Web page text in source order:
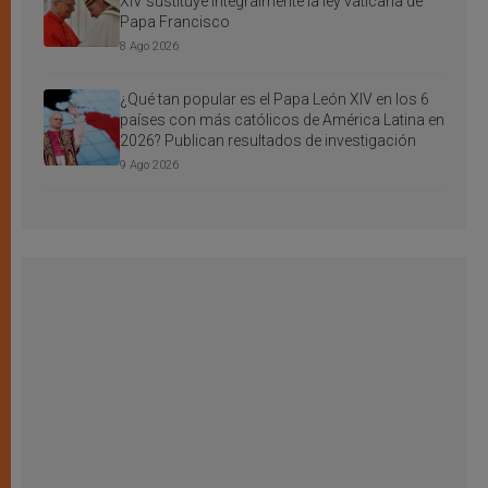
Papa Francisco
8 Ago 2026
¿Qué tan popular es el Papa León XIV en los 6
países con más católicos de América Latina en
2026? Publican resultados de investigación
9 Ago 2026